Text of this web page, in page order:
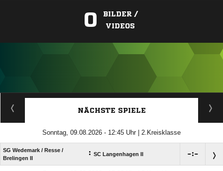
0
BILDER /
VIDEOS
ANZEIGE
NÄCHSTE SPIELE
Sonntag, 09.08.2026 - 12:45 Uhr | 2.Kreisklasse
SG Wedemark /​ Resse /​
Brelingen II
: SC Langenhagen II :